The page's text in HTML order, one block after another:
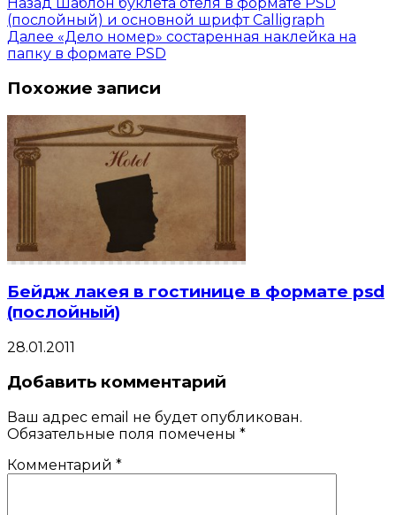
(послойный) и основной шрифт Calligraph
Далее «Дело номер» состаренная наклейка на
папку в формате PSD
Похожие записи
Бейдж лакея в гостинице в формате psd
(послойный)
28.01.2011
Добавить комментарий
Ваш адрес email не будет опубликован.
Обязательные поля помечены *
Комментарий *